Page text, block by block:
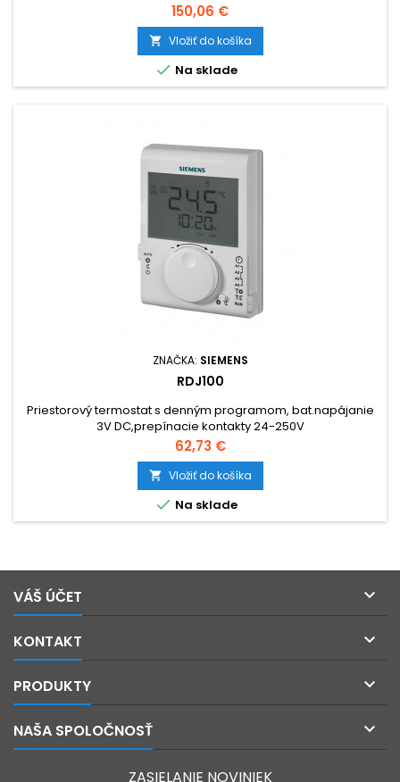
Cena
150,06 €
 Vložiť do košíka
 Na sklade
ZNAČKA: SIEMENS
RDJ100
Priestorový termostat s denným programom, bat.napájanie
3V DC,prepínacie kontakty 24-250V
Cena
62,73 €
 Vložiť do košíka
 Na sklade
VÁŠ ÚČET 
KONTAKT 
PRODUKTY 
NAŠA SPOLOČNOSŤ 
ZASIELANIE NOVINIEK